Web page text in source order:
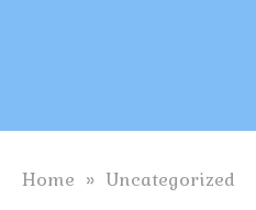
Home » Uncategorized